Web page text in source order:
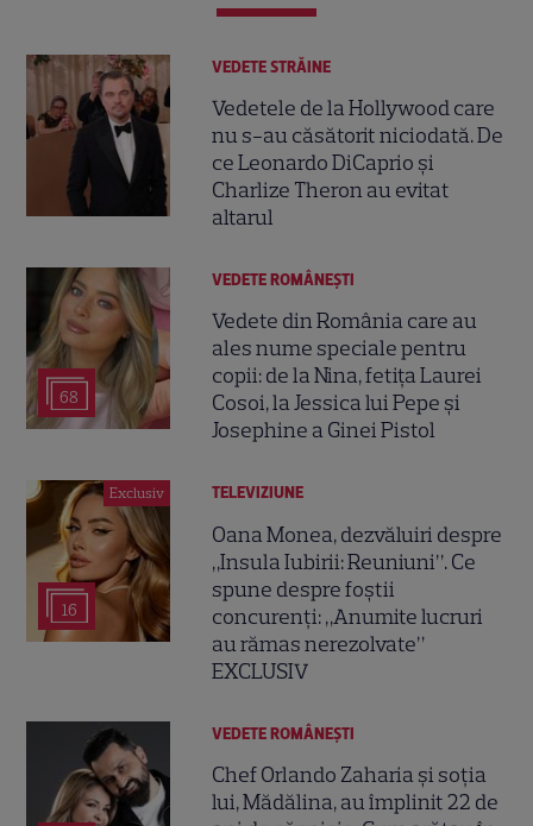
VEDETE STRĂINE
Vedetele de la Hollywood care
nu s-au căsătorit niciodată. De
ce Leonardo DiCaprio și
Charlize Theron au evitat
altarul
68
VEDETE ROMÂNEŞTI
Vedete din România care au
ales nume speciale pentru
copii: de la Nina, fetița Laurei
Cosoi, la Jessica lui Pepe și
Josephine a Ginei Pistol
Exclusiv
16
TELEVIZIUNE
Oana Monea, dezvăluiri despre
„Insula Iubirii: Reuniuni”. Ce
spune despre foștii
concurenți: „Anumite lucruri
au rămas nerezolvate”
EXCLUSIV
VEDETE ROMÂNEŞTI
Chef Orlando Zaharia și soția
lui, Mădălina, au împlinit 22 de